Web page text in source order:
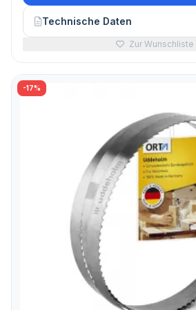
Technische Daten
Zur Wunschliste
-17%